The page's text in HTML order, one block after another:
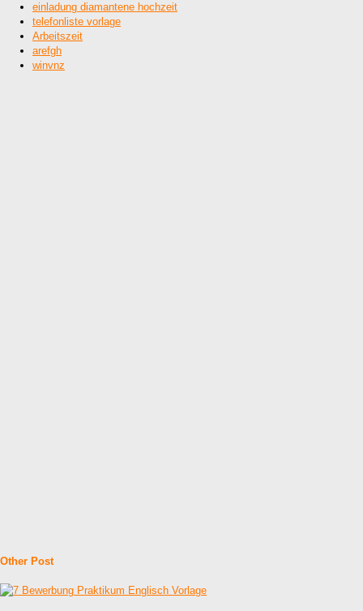
einladung diamantene hochzeit
telefonliste vorlage
Arbeitszeit
arefgh
winvnz
Other Post